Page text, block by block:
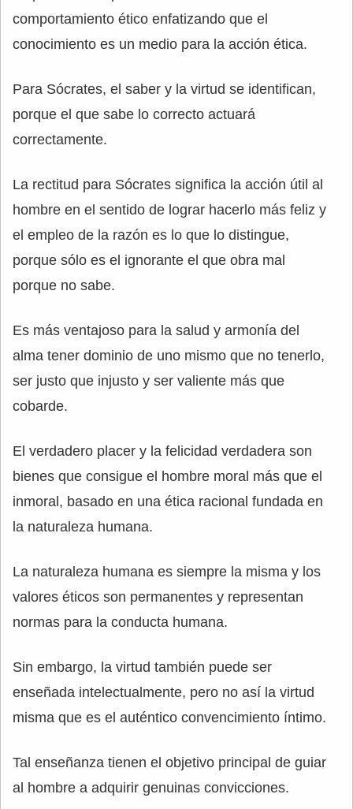
comportamiento ético enfatizando que el
conocimiento es un medio para la acción ética.
Para Sócrates, el saber y la virtud se identifican,
porque el que sabe lo correcto actuará
correctamente.
La rectitud para Sócrates significa la acción útil al
hombre en el sentido de lograr hacerlo más feliz y
el empleo de la razón es lo que lo distingue,
porque sólo es el ignorante el que obra mal
porque no sabe.
Es más ventajoso para la salud y armonía del
alma tener dominio de uno mismo que no tenerlo,
ser justo que injusto y ser valiente más que
cobarde.
El verdadero placer y la felicidad verdadera son
bienes que consigue el hombre moral más que el
inmoral, basado en una ética racional fundada en
la naturaleza humana.
La naturaleza humana es siempre la misma y los
valores éticos son permanentes y representan
normas para la conducta humana.
Sin embargo, la virtud también puede ser
enseñada intelectualmente, pero no así la virtud
misma que es el auténtico convencimiento íntimo.
Tal enseñanza tienen el objetivo principal de guiar
al hombre a adquirir genuinas convicciones.